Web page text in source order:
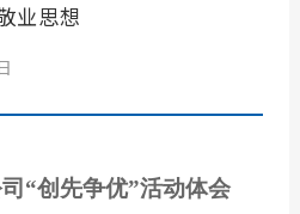
业思想
“创先争优”活动体会